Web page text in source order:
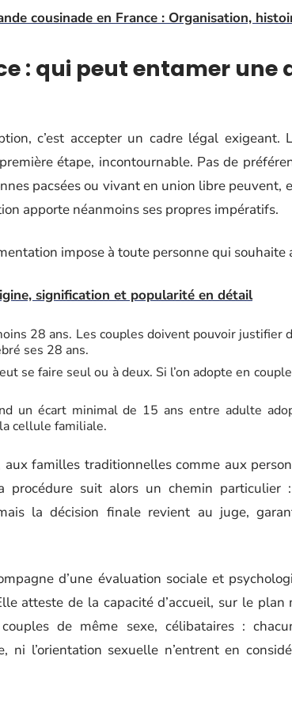
cousinade en France : Organisation,
: qui peut entamer une
c’est accepter un cadre légal exigeant.
étape, incontournable. Pas de
pacsées ou vivant en union libre peuvent,
apporte néanmoins ses propres impératifs.
impose à toute personne qui souhaite
signification et popularité en détail
28 ans. Les couples doivent pouvoir justifier
ses 28 ans.
se faire seul ou à deux. Si l’on adopte en
un écart minimal de 15 ans entre adulte
cellule familiale.
aux familles traditionnelles comme aux
procédure suit alors un chemin particulier
mais la décision finale revient au juge,
d’une évaluation sociale et
atteste de la capacité d’accueil, sur le
de même sexe, célibataires :
ni l’orientation sexuelle n’entrent en